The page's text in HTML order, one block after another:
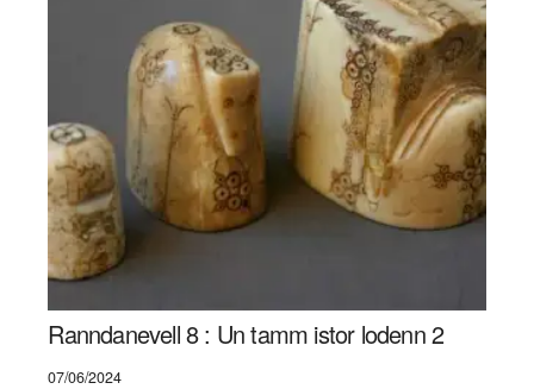
Ranndanevell 8 : Un tamm istor lodenn 2
07/06/2024